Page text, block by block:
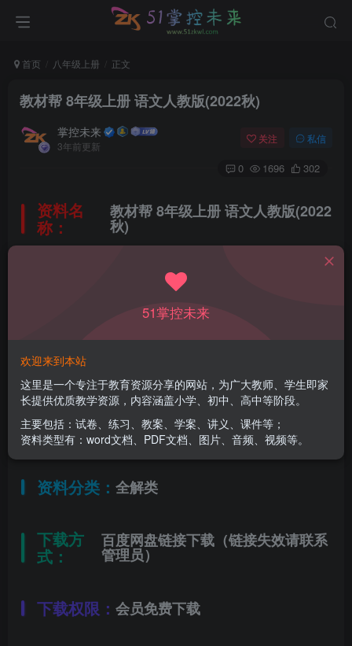
首页 八年级上册 正文
教材帮 8年级上册 语文人教版(2022秋)
掌控未来
3年前更新
关注 私信
0 1696 302
资料名
称：
教材帮 8年级上册 语文人教版(2022
秋)
适用年级：八年级上册
文件类型：高清PDF
资料分类： 全解类
下载方
式：
百度网盘链接下载（链接失效请联系
管理员）
下载权限： 会员免费下载
51掌控未来
欢迎来到本站
这里是一个专注于教育资源分享的网站，为广大教师、学生即家
长提供优质教学资源，内容涵盖小学、初中、高中等阶段。
主要包括：试卷、练习、教案、学案、讲义、课件等；
资料类型有：word文档、PDF文档、图片、音频、视频等。